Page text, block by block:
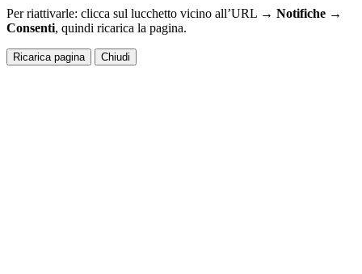
Per riattivarle: clicca sul lucchetto vicino all’URL → Notifiche →
Consenti, quindi ricarica la pagina.
Ricarica pagina Chiudi